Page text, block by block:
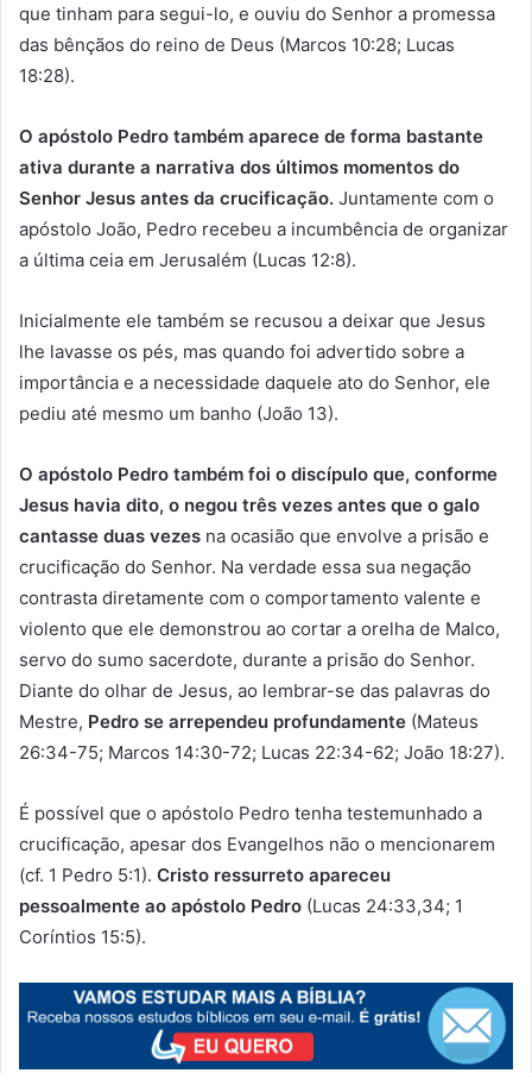
que tinham para segui-lo, e ouviu do Senhor a promessa
das bênçãos do reino de Deus (Marcos 10:28; Lucas
18:28).
O apóstolo Pedro também aparece de forma bastante
ativa durante a narrativa dos últimos momentos do
Senhor Jesus antes da crucificação. Juntamente com o
apóstolo João, Pedro recebeu a incumbência de organizar
a última ceia em Jerusalém (Lucas 12:8).
Inicialmente ele também se recusou a deixar que Jesus
lhe lavasse os pés, mas quando foi advertido sobre a
importância e a necessidade daquele ato do Senhor, ele
pediu até mesmo um banho (João 13).
O apóstolo Pedro também foi o discípulo que, conforme
Jesus havia dito, o negou três vezes antes que o galo
cantasse duas vezes na ocasião que envolve a prisão e
crucificação do Senhor. Na verdade essa sua negação
contrasta diretamente com o comportamento valente e
violento que ele demonstrou ao cortar a orelha de Malco,
servo do sumo sacerdote, durante a prisão do Senhor.
Diante do olhar de Jesus, ao lembrar-se das palavras do
Mestre, Pedro se arrependeu profundamente (Mateus
26:34-75; Marcos 14:30-72; Lucas 22:34-62; João 18:27).
É possível que o apóstolo Pedro tenha testemunhado a
crucificação, apesar dos Evangelhos não o mencionarem
(cf. 1 Pedro 5:1). Cristo ressurreto apareceu
pessoalmente ao apóstolo Pedro (Lucas 24:33,34; 1
Coríntios 15:5).